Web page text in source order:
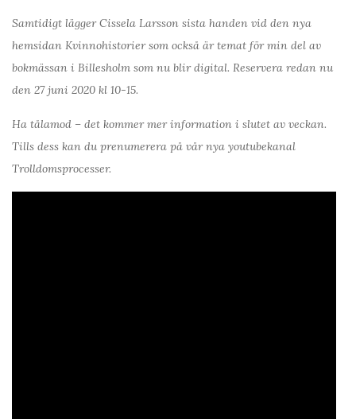
Samtidigt lägger Cissela Larsson sista handen vid den nya
hemsidan Kvinnohistorier som också är temat för min del av
bokmässan i Billesholm som nu blir digital. Reservera redan nu
den 27 juni 2020 kl 10-15.
Ha tålamod – det kommer mer information i slutet av veckan.
Tills dess kan du prenumerera på vår nya youtubekanal
Trolldomsprocesser.